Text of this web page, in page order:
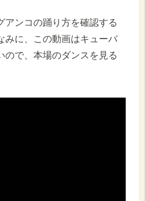
アンコの踊り方を確認する
みに、この動画はキューバ
ので、本場のダンスを見る